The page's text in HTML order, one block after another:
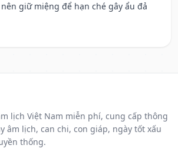
giữ miệng để hạn ché gây ẩu đả
lịch Việt Nam miễn phí, cung cấp thông
âm lịch, can chi, con giáp, ngày tốt xấu
thống.